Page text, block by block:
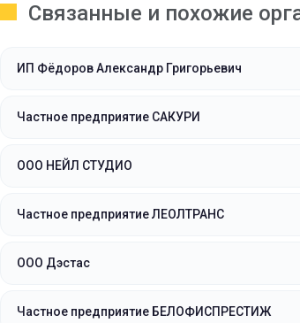
Связанные и похожие
ИП Фёдоров Александр Григорьевич
Частное предприятие САКУРИ
ООО НЕЙЛ СТУДИО
Частное предприятие ЛЕОЛТРАНС
ООО Дэстас
Частное предприятие БЕЛОФИСПРЕСТИЖ